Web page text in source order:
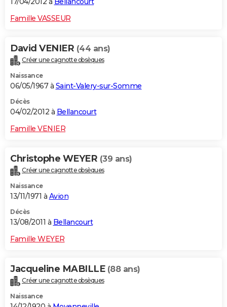
Famille VASSEUR
David VENIER (44 ans)
Créer une cagnotte obsèques
Naissance
06/05/1967 à Saint-Valery-sur-Somme
Décès
04/02/2012 à Bellancourt
Famille VENIER
Christophe WEYER (39 ans)
Créer une cagnotte obsèques
Naissance
13/11/1971 à Avion
Décès
13/08/2011 à Bellancourt
Famille WEYER
Jacqueline MABILLE (88 ans)
Créer une cagnotte obsèques
Naissance